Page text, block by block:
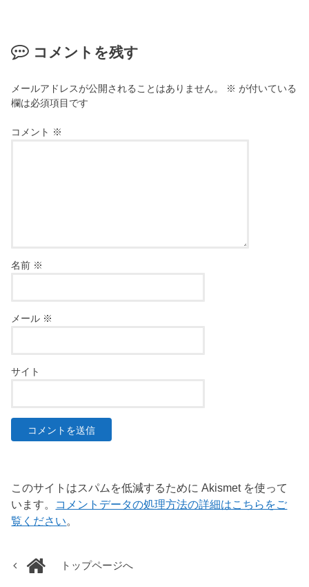
コメントを残す
メールアドレスが公開されることはありません。 ※ が付いている
欄は必須項目です
コメント ※
名前 ※
メール ※
サイト
このサイトはスパムを低減するために Akismet を使って
います。 コメントデータの処理方法の詳細はこちらをご
覧ください。
トップページへ